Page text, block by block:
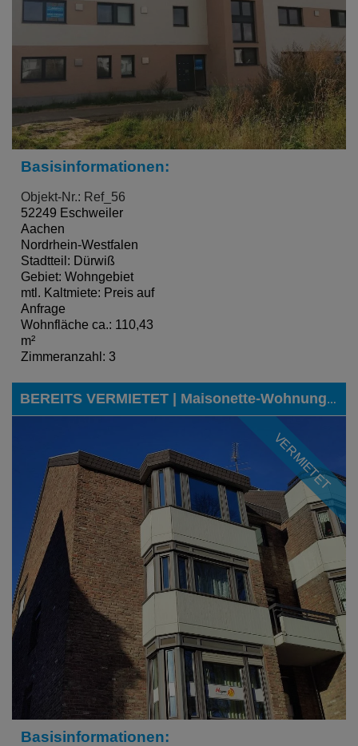
Basisinformationen:
Objekt-Nr.: Ref_56
52249 Eschweiler
Aachen
Nordrhein-Westfalen
Stadtteil: Dürwiß
Gebiet: Wohngebiet
mtl. Kaltmiete: Preis auf
Anfrage
Wohnfläche ca.: 110,43
m²
Zimmeranzahl: 3
BEREITS VERMIETET | Maisonette-Wohnung in zentraler und dennoch ruhiger Lage von Eschweiler
VERMIETET
Basisinformationen: